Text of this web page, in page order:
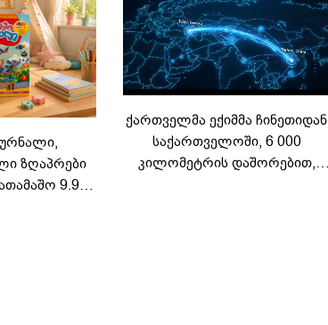
ზღაპრები
9.90
ქართველმა ექიმმა ჩინეთიდან
საქართველოში, 6 000
კილომეტრის დაშორებით,